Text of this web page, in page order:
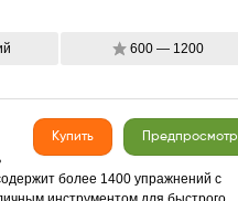
600 — 1200
Предпросмотр
Купить
более 1400 упражнений с